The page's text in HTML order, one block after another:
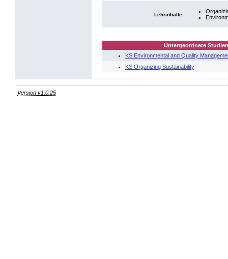
Lehrinhalte
Untergeordnete
KS Environmental and Quality
KS Organizing Sustainability
Version v1.0.25